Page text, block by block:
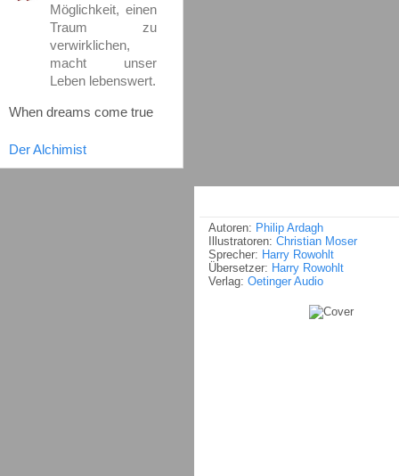
Möglichkeit, einen
Traum zu
verwirklichen,
macht unser
Leben lebenswert.
When dreams come true
Der Alchimist
Autoren: Philip Ardagh
Illustratoren: Christian Moser
Sprecher: Harry Rowohlt
Übersetzer: Harry Rowohlt
Verlag: Oetinger Audio